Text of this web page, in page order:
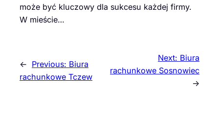
może być kluczowy dla sukcesu każdej firmy.
W mieście…
← Previous: Biura
rachunkowe Tczew
Next: Biura
rachunkowe Sosnowiec
→